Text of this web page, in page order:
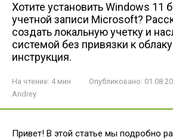
Хотите установить Windows 11
учетной записи Microsoft?
создать локальную учетку и
системой без привязки к
инструкция.
На чтение: 4 мин Опубликовано:
Andrey
Привет! В этой статье мы подробно